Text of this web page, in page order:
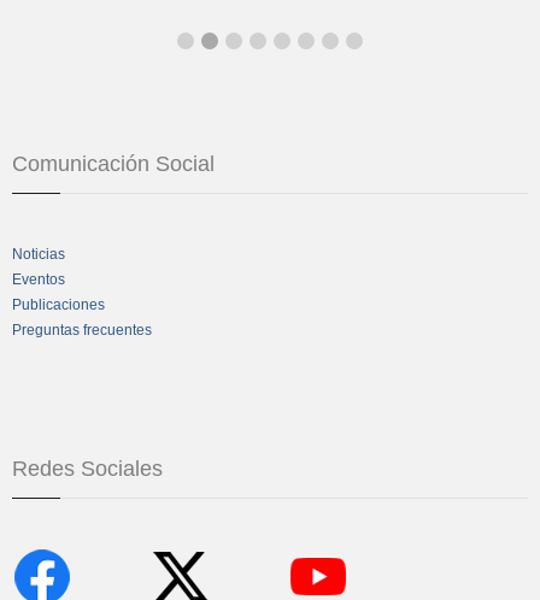
Comunicación Social
Noticias
Eventos
Publicaciones
Preguntas frecuentes
Redes Sociales